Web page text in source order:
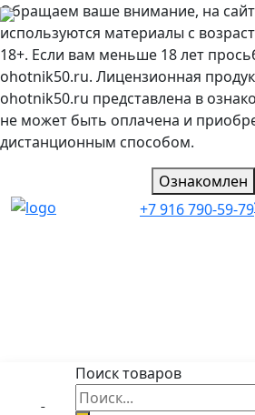
Обращаем ваше внимание, на
используются материалы с
18+. Если вам меньше 18 лет
ohotnik50.ru. Лицензионная
ohotnik50.ru представлена в
не может быть оплачена и
дистанционным способом.
Ознакомлен
+7 916 790-59-79
Поиск товаров